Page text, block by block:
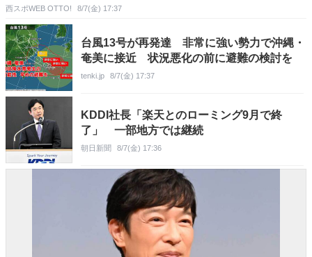
西スポWEB OTTO! 8/7(金) 17:37
台風13号が再発達 非常に強い勢力で沖縄・
奄美に接近 状況悪化の前に避難の検討を
tenki.jp 8/7(金) 17:37
KDDI社長「楽天とのローミング9月で終
了」 一部地方では継続
朝日新聞 8/7(金) 17:36